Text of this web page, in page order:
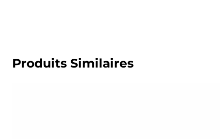
Produits Similaires